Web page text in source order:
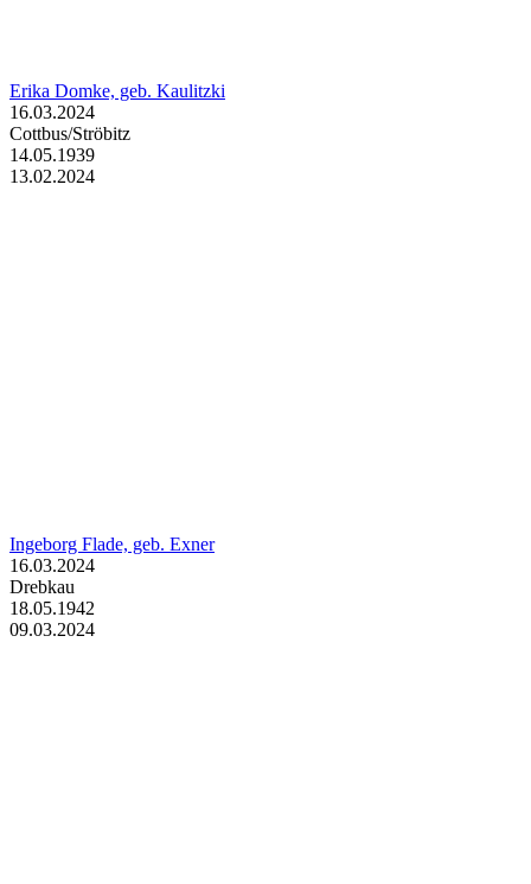
Erika Domke, geb. Kaulitzki
16.03.2024
Cottbus/Ströbitz
14.05.1939
13.02.2024
Ingeborg Flade, geb. Exner
16.03.2024
Drebkau
18.05.1942
09.03.2024